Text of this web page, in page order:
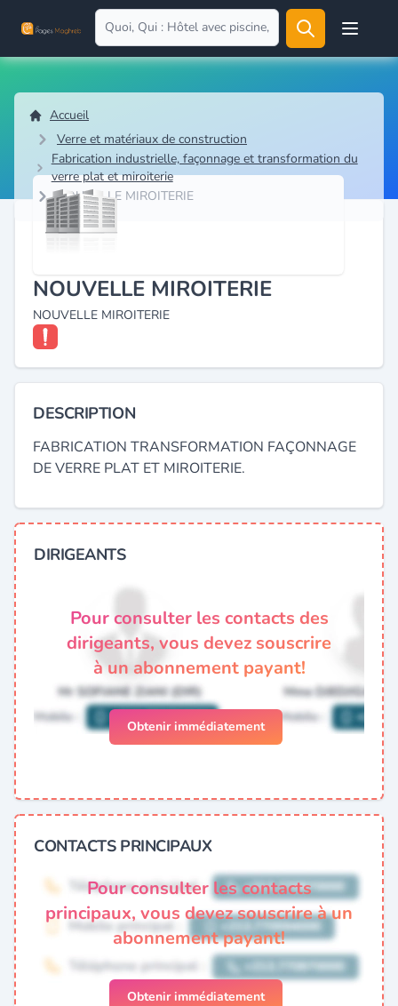
Open
Accueil
Verre et matériaux de construction
Fabrication industrielle, façonnage et transformation du
verre plat et miroiterie
NOUVELLE MIROITERIE
NOUVELLE MIROITERIE
NOUVELLE MIROITERIE
DESCRIPTION
FABRICATION TRANSFORMATION FAÇONNAGE
DE VERRE PLAT ET MIROITERIE.
DIRIGEANTS
Pour consulter les contacts des
dirigeants, vous devez souscrire
à un abonnement payant!
Obtenir immédiatement
CONTACTS PRINCIPAUX
Pour consulter les contacts
principaux, vous devez souscrire à un
abonnement payant!
Obtenir immédiatement